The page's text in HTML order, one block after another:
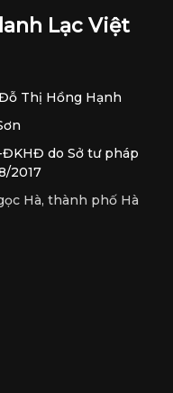
Lạc Việt
Thị Hồng Hạnh
ĐKHĐ do Sở tư pháp
2017
Hà, thành phố Hà